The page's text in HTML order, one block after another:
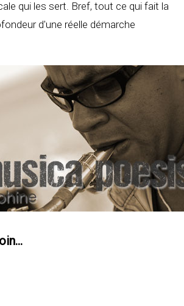
qui les sert. Bref, tout ce qui fait la
d'une réelle démarche